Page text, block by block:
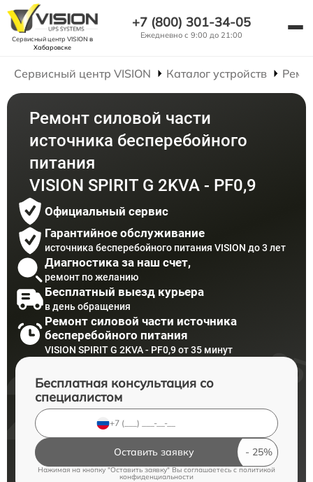
Сервисный центр VISION в
Хабаровске
+7 (800) 301-34-05
Ежедневно с 9:00 до 21:00
Сервисный центр VISION Каталог устройств
Ремонт силовой части
источника бесперебойного
питания
VISION SPIRIT G 2KVA - PF0,9
Официальный сервис
Гарантийное обслуживание
источника бесперебойного питания VISION до 3 лет
Диагностика за наш счет,
ремонт по желанию
Бесплатный выезд курьера
в день обращения
Ремонт силовой части источника
бесперебойного питания
VISION SPIRIT G 2KVA - PF0,9 от 35 минут
Бесплатная консультация со
специалистом
Оставить заявку
Нажимая на кнопку "Оставить заявку" Вы соглашаетесь cполитикой
конфиденциальности